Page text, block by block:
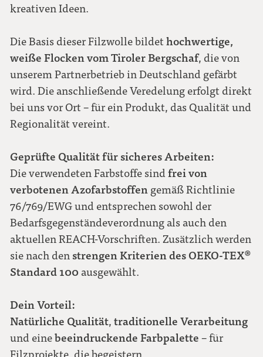
kreativen Ideen.
Die Basis dieser Filzwolle bildethochwertige,
weiße Flocken vom Tiroler Bergschaf, die von
unserem Partnerbetrieb in Deutschland gefärbt
wird. Die anschließende Veredelung erfolgt direkt
bei uns vor Ort – für ein Produkt, das Qualität und
Regionalität vereint.
Geprüfte Qualität für sicheres Arbeiten:
Die verwendeten Farbstoffe sindfrei von
verbotenen Azofarbstoffen gemäß Richtlinie
76/769/EWG und entsprechen sowohl der
Bedarfsgegenständeverordnung als auch den
aktuellen REACH-Vorschriften. Zusätzlich werden
sie nach denstrengen Kriterien des OEKO-TEX®
Standard 100 ausgewählt.
Dein Vorteil:
Natürliche Qualität,traditionelle Verarbeitung
und einebeeindruckende Farbpalette – für
Filzprojekte, die begeistern.